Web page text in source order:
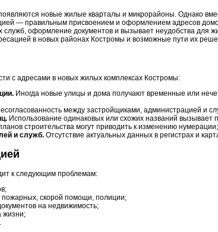
новые жилые кварталы и микрорайоны. Однако
— правильным присвоением и оформлением адресов
служб, оформление документов и вызывает неудобства для
в новых районах Костромы и возможные пути их
с адресами в новых жилых комплексах Костромы:
Иногда новые улицы и дома получают временные или
между застройщиками, администрацией и
Использование одинаковых или схожих названий вызывает
строительства могут приводить к изменению нумерации;
и служб. Отсутствие актуальных данных в регистрах и
к следующим проблемам:
скорой помощи, полиции;
на недвижимость;
жизни;